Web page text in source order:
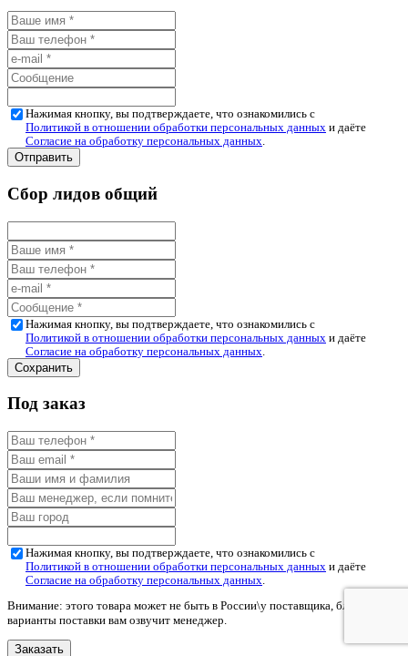
Нажимая кнопку, вы подтверждаете, что ознакомились с
Политикой в отношении обработки персональных данных и даёте
Согласие на обработку персональных данных.
Сбор лидов общий
Нажимая кнопку, вы подтверждаете, что ознакомились с
Политикой в отношении обработки персональных данных и даёте
Согласие на обработку персональных данных
Под заказ
Нажимая кнопку, вы подтверждаете, что ознакомились с
Политикой в отношении обработки персональных данных и даёте
Согласие на обработку персональных данных.
Внимание: этого товара может не быть в России\у поставщика, ближайшие
варианты поставки вам озвучит менеджер.